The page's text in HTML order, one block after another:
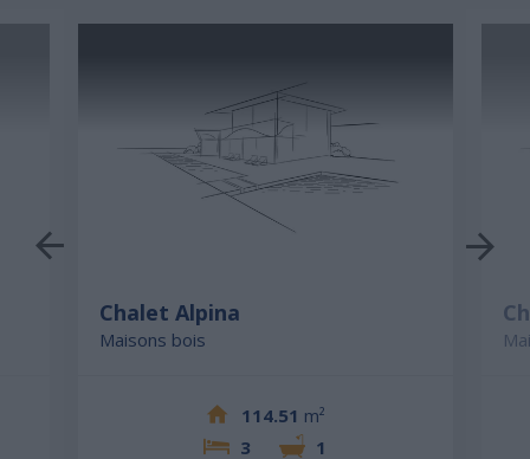
Chalet Alpina
Maisons bois
114.51 m²
3
1